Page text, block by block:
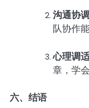
沟通协
队协作
心理调
章，学
六、结语